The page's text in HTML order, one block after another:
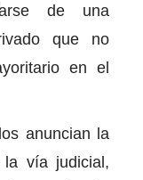
de una
que no
en el
anuncian la
la vía judicial,